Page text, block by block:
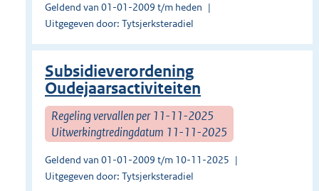
Geldend van 01-01-2009 t/m heden
Uitgegeven door: Tytsjerksteradiel
Subsidieverordening
Oudejaarsactiviteiten
Regeling vervallen per 11-11-2025
Uitwerkingtredingdatum 11-11-2025
Geldend van 01-01-2009 t/m 10-11-2025
Uitgegeven door: Tytsjerksteradiel